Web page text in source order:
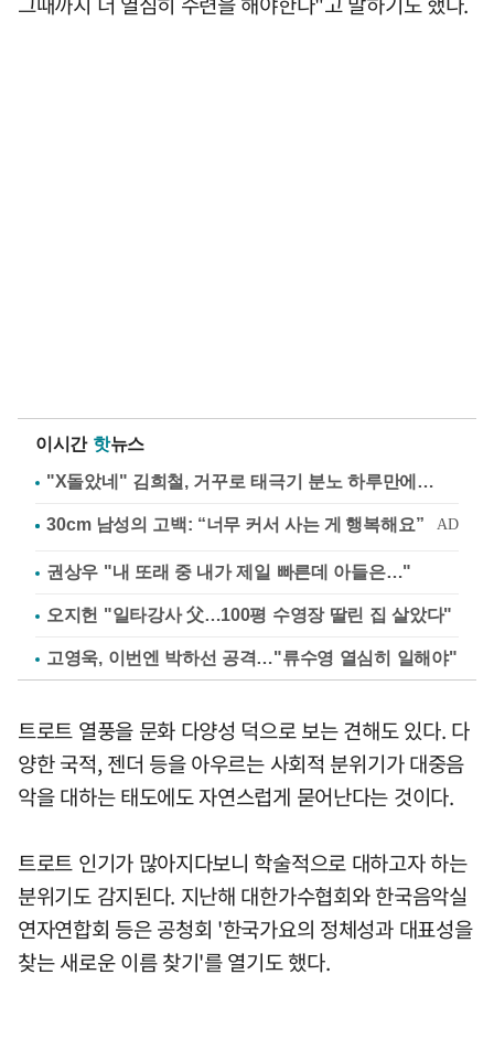
이시간 핫뉴스
"X돌았네" 김희철, 거꾸로 태극기 분노 하루만에…
권상우 "내 또래 중 내가 제일 빠른데 아들은…"
오지헌 "일타강사 父…100평 수영장 딸린 집 살았다"
고영욱, 이번엔 박하선 공격…"류수영 열심히 일해야"
트로트 열풍을 문화 다양성 덕으로 보는 견해도 있다. 다
양한 국적, 젠더 등을 아우르는 사회적 분위기가 대중음
악을 대하는 태도에도 자연스럽게 묻어난다는 것이다.
트로트 인기가 많아지다보니 학술적으로 대하고자 하는
분위기도 감지된다. 지난해 대한가수협회와 한국음악실
연자연합회 등은 공청회 '한국가요의 정체성과 대표성을
찾는 새로운 이름 찾기'를 열기도 했다.